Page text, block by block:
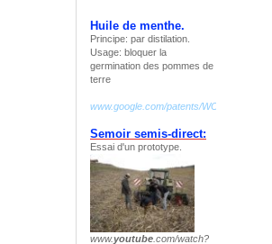
Huile de menthe.
Principe: par distilation.
Usage: bloquer la
germination des pommes de
terre
www.google.com/patents/
Semoir semis-direct:
Essai d'un prototype.
www.youtube .com/watch?